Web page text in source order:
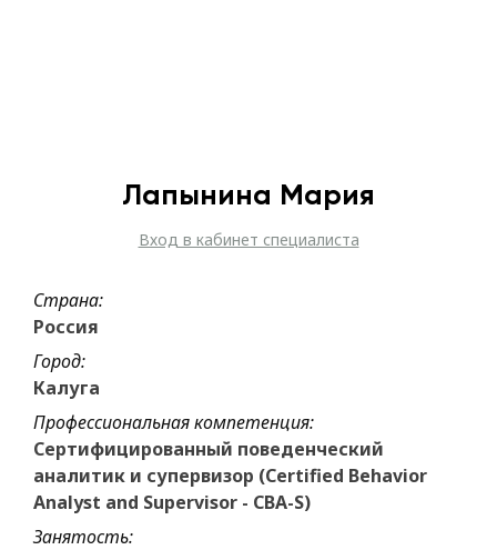
Лапынина Мария
Вход в кабинет специалиста
Страна:
Россия
Город:
Калуга
Профессиональная компетенция:
Сертифицированный поведенческий
аналитик и супервизор (Certified Behavior
Analyst and Supervisor - CBA-S)
Занятость: